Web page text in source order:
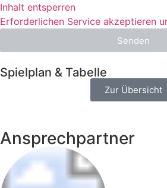
Inhalt entsperren
Erforderlichen Service akzeptieren
Senden
Spielplan & Tabelle
Zur Übersicht
Ansprechpartner